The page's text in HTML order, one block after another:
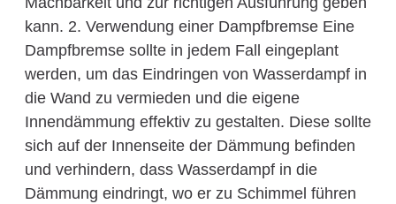
kann. 2. Verwendung einer Dampfbremse Eine
Dampfbremse sollte in jedem Fall eingeplant
werden, um das Eindringen von Wasserdampf in
die Wand zu vermieden und die eigene
Innendämmung effektiv zu gestalten. Diese sollte
sich auf der Innenseite der Dämmung befinden
und verhindern, dass Wasserdampf in die
Dämmung eindringt, wo er zu Schimmel führen